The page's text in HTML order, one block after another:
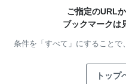
ご指定のURL
ブックマークは
条件を「すべて」にすることで、
トップ